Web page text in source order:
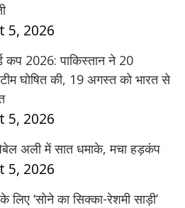
5, 2026
कप 2026: पाकिस्तान ने 20
घोषित की, 19 अगस्त को भारत से
5, 2026
अली में सात धमाके, मचा हड़कंप
5, 2026
लिए ‘सोने का सिक्का-रेशमी साड़ी’